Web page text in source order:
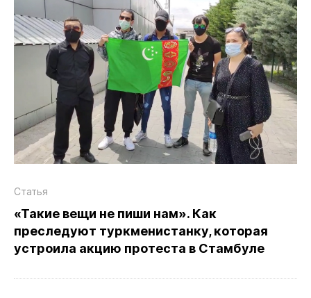
Статья
«Такие вещи не пиши нам». Как
преследуют туркменистанку, которая
устроила акцию протеста в Стамбуле